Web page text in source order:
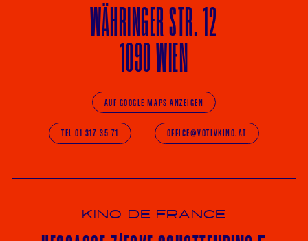
WÄHRINGERSTR. 12
1090 WIEN
AUF GOOGLE MAPS ANZEIGEN
TEL 01 317 35 71 OFFICE@VOTIVKINO.AT
KINO DE FRANCE